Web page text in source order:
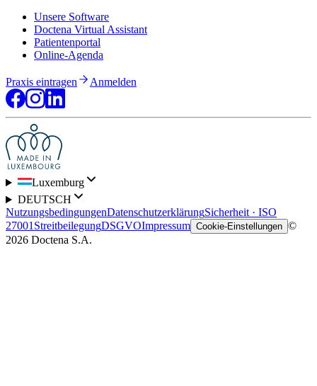
Unsere Software
Doctena Virtual Assistant
Patientenportal
Online-Agenda
Praxis eintragen Anmelden
Luxemburg
DEUTSCH
NutzungsbedingungenDatenschutzerklärungSicherheit · ISO
27001 StreitbeilegungDSGVOImpressum Cookie-Einstellungen ©
2026 Doctena S.A.